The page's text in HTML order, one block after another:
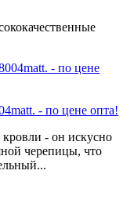
- по цене опта!
- он искусно
черепицы, что